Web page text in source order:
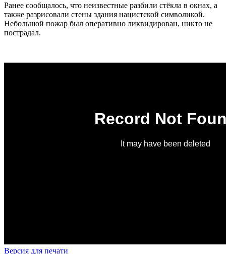
Ранее сообщалось, что неизвестные разбили стёкла в окнах, а
также разрисовали стены здания нацистской символикой.
Небольшой пожар был оперативно ликвидирован, никто не
пострадал.
Версия для печати